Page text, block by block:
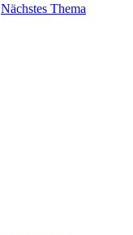
Nächstes Thema